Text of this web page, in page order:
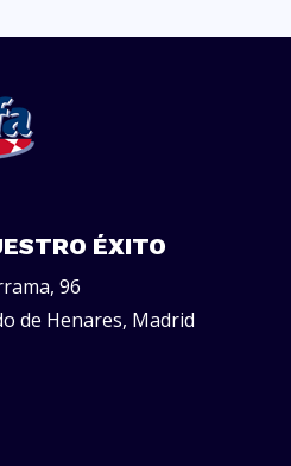
ÉXITO
96
de Henares, Madrid